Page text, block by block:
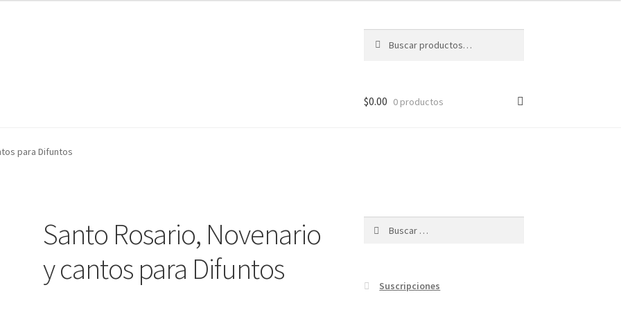
por:
$0.00 0 productos
para Difuntos
Santo Rosario, Novenario
y cantos para Difuntos
Suscripciones